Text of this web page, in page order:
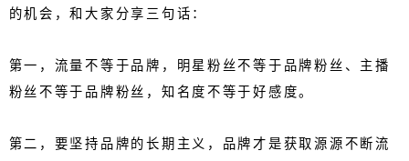
的机会，和大家分享三句话：
第一，流量不等于品牌，明星粉丝不等于品牌粉丝、主播
粉丝不等于品牌粉丝，知名度不等于好感度。
第二，要坚持品牌的长期主义，品牌才是获取源源不断流